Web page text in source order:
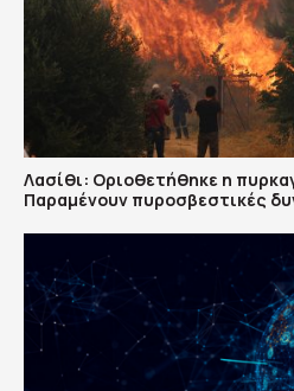
Λασίθι: Οριοθετήθηκε η
Παραμένουν πυροσβεστικές